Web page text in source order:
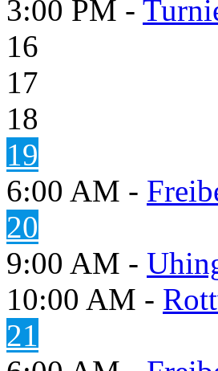
3:00 PM -
16
17
18
19
6:00 AM -
20
9:00 AM -
10:00 AM -
21